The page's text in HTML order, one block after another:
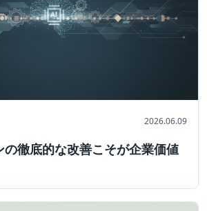
2026.06.09
の徹底的な改善こそが企業価値